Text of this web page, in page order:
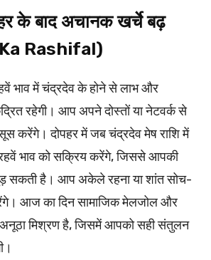
के बाद अचानक खर्चे बढ़
Rashifal)
भाव में चंद्रदेव के होने से लाभ और
रहेगी। आप अपने दोस्तों या नेटवर्क से
करेंगे। दोपहर में जब चंद्रदेव मेष राशि में
भाव को सक्रिय करेंगे, जिससे आपकी
सकती है। आप अकेले रहना या शांत सोच-
आज का दिन सामाजिक मेलजोल और
मिश्रण है, जिसमें आपको सही संतुलन